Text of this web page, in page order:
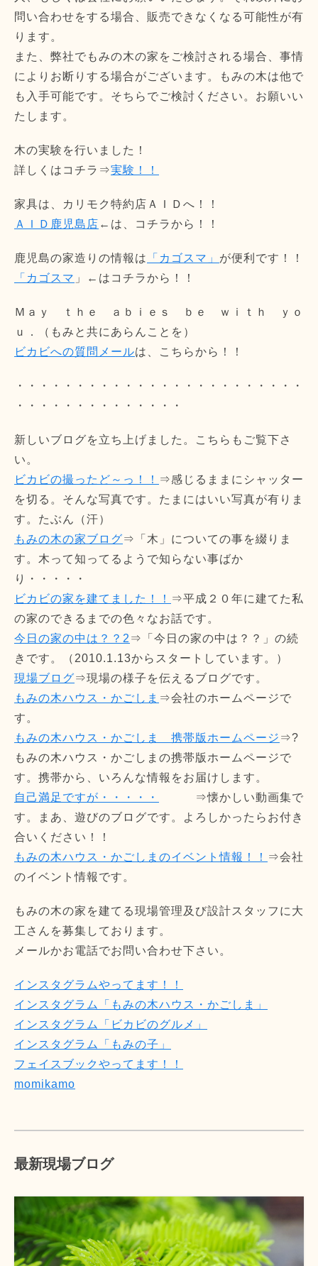
問い合わせをする場合、販売できなくなる可能性が有
ります。
また、弊社でもみの木の家をご検討される場合、事情
によりお断りする場合がございます。もみの木は他で
も入手可能です。そちらでご検討ください。お願いい
たします。
木の実験を行いました！
詳しくはコチラ⇒実験！！
家具は、カリモク特約店ＡＩＤへ！！
ＡＩＤ鹿児島店 ←は、コチラから！！
鹿児島の家造りの情報は 「カゴスマ」 が便利です！！
「カゴスマ 」←はコチラから！！
Ｍａｙ ｔｈｅ ａｂｉｅｓ ｂｅ ｗｉｔｈ ｙｏ
ｕ．（もみと共にあらんことを）
ビカビへの質問メールは、こちらから！！
・・・・・・・・・・・・・・・・・・・・・・・・
・・・・・・・・・・・・・・
新しいブログを立ち上げました。こちらもご覧下さ
い。
ビカビの撮ったど～っ！！ ⇒感じるままにシャッター
を切る。そんな写真です。たまにはいい写真が有りま
す。たぶん（汗）
もみの木の家ブログ⇒「木」についての事を綴りま
す。木って知ってるようで知らない事ばか
り・・・・・
ビカビの家を建てました！！ ⇒平成２０年に建てた私
の家のできるまでの色々なお話です。
今日の家の中は？？2 ⇒「今日の家の中は？？」の続
きです。（2010.1.13からスタートしています。）
現場ブログ⇒現場の様子を伝えるブログです。
もみの木ハウス・かごしま ⇒会社のホームページで
す。
もみの木ハウス・かごしま 携帯版ホームページ ⇒?
もみの木ハウス・かごしまの携帯版ホームページで
す。携帯から、いろんな情報をお届けします。
自己満足ですが・・・・・
⇒懐かしい動画集で
す。まあ、遊びのブログです。よろしかったらお付き
合いください！！
もみの木ハウス・かごしまのイベント情報！！ ⇒会社
のイベント情報です。
もみの木の家を建てる現場管理及び設計スタッフに大
工さんを募集しております。
メールかお電話でお問い合わせ下さい。
インスタグラムやってます！！
インスタグラム「もみの木ハウス・かごしま」
インスタグラム「ビカビのグルメ」
インスタグラム「もみの子」
フェイスブックやってます！！
momikamo
最新現場ブログ